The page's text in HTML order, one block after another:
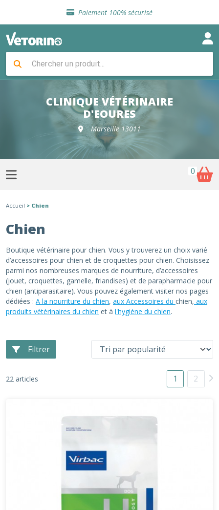
Paiement 100% sécurisé
Livraison gratuite en clinique vétérinaire
Sélection de croquettes vétérinaire
Livraison gratuite en clinique vétérinaire
Retour gratuit en clinique
Sélection de croquettes vétérinaire
CLINIQUE VÉTÉRINAIRE
D'EOURES
Marseille 13011
0
Accueil > Chien
Chien
Boutique vétérinaire pour chien. Vous y trouverez un choix varié
d’accessoires pour chien et de croquettes pour chien. Choisissez
parmi nos nombreuses marques de nourriture, d’accessoires
(jouet, croquettes, gamelle, friandises) et de parapharmacie pour
chien (antiparasitaire). Vous pouvez également visiter nos pages
dédiées : A la nourriture du chien, aux Accessoires du chien, aux
produits vétérinaires du chien et à l'hygiène du chien.
Filtrer
22 articles 1 2